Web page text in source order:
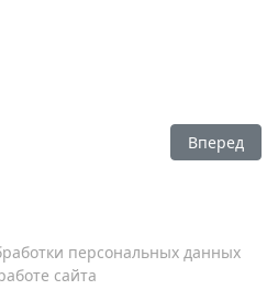
года-2019» - 2019 годВперед
персональных данных
сайта